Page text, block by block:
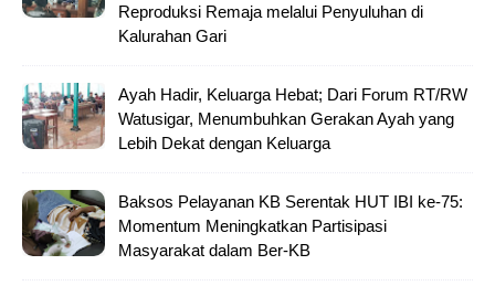
Reproduksi Remaja melalui Penyuluhan di
Kalurahan Gari
Ayah Hadir, Keluarga Hebat; Dari Forum RT/RW
Watusigar, Menumbuhkan Gerakan Ayah yang
Lebih Dekat dengan Keluarga
Baksos Pelayanan KB Serentak HUT IBI ke-75:
Momentum Meningkatkan Partisipasi
Masyarakat dalam Ber-KB